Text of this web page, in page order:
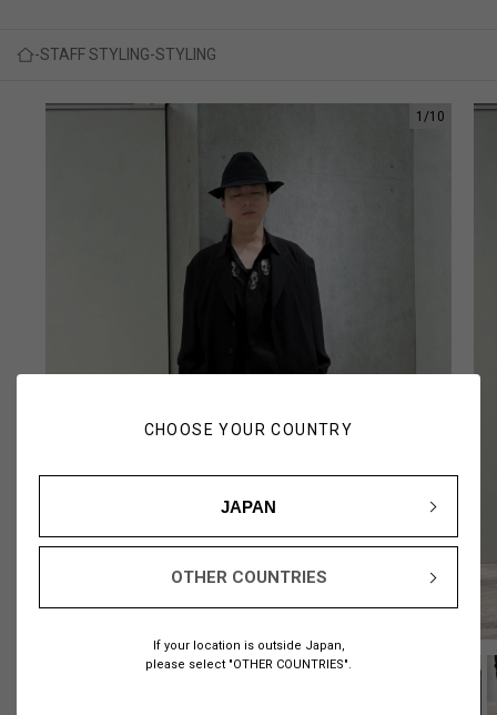
CHOOSE YOUR COUNTRY
JAPAN
OTHER COUNTRIES
If your location is outside Japan,
please select "OTHER COUNTRIES".
STAFF STYLING STYLING
1 /10